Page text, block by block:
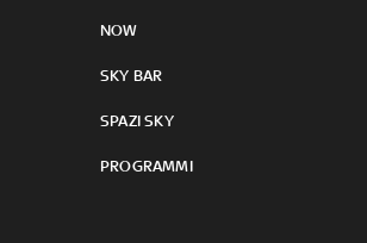
NOW
SKY BAR
SPAZI SKY
PROGRAMMI